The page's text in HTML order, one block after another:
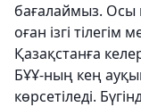
бағалаймыз. Осы
оған ізгі
Қазақстанға
БҰҰ-ның кең
көрсетіледі.